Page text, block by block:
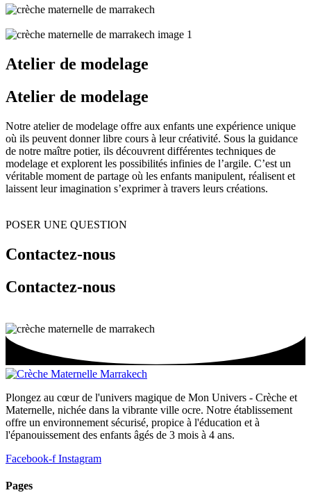
Atelier de modelage
Atelier de modelage
Notre atelier de modelage offre aux enfants une expérience unique
où ils peuvent donner libre cours à leur créativité. Sous la guidance
de notre maître potier, ils découvrent différentes techniques de
modelage et explorent les possibilités infinies de l’argile. C’est un
véritable moment de partage où les enfants manipulent, réalisent et
laissent leur imagination s’exprimer à travers leurs créations.
POSER UNE QUESTION
Contactez-nous
Contactez-nous
Plongez au cœur de l'univers magique de Mon Univers - Crèche et
Maternelle, nichée dans la vibrante ville ocre. Notre établissement
offre un environnement sécurisé, propice à l'éducation et à
l'épanouissement des enfants âgés de 3 mois à 4 ans.
Facebook-f Instagram
Pages